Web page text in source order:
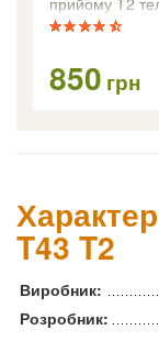
850 грн
T43 T2
Виробник:
Розробник: